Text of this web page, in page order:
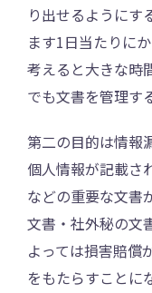
り出せるようにす
ます1日当たりに
考えると大きな時
でも文書を管理す
第二の目的は情報
個人情報が記載さ
などの重要な文書
文書・社外秘の文
よっては損害賠償
をもたらすことに